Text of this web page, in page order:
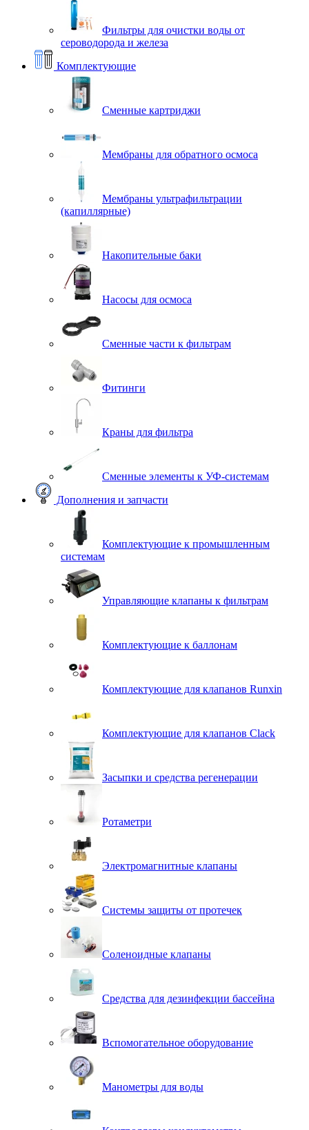
Фильтры для очистки воды от
сероводорода и железа
Комплектующие
Сменные картриджи
Мембраны для обратного осмоса
Мембраны ультрафильтрации
(капиллярные)
Накопительные баки
Насосы для осмоса
Сменные части к фильтрам
Фитинги
Краны для фильтра
Сменные элементы к УФ-системам
Дополнения и запчасти
Комплектующие к промышленным
системам
Управляющие клапаны к фильтрам
Комплектующие к баллонам
Комплектующие для клапанов Runxin
Комплектующие для клапанов Clack
Засыпки и средства регенерации
Ротаметри
Электромагнитные клапаны
Системы защиты от протечек
Соленоидные клапаны
Средства для дезинфекции бассейна
Вспомогательное оборудование
Манометры для воды